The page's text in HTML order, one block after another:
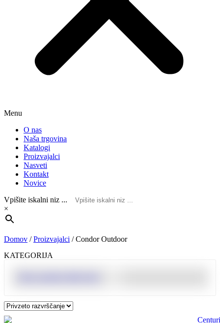
Menu
O nas
Naša trgovina
Katalogi
Proizvajalci
Nasveti
Kontakt
Novice
Vpišite iskalni niz ...
×
Domov /Proizvajalci /Condor Outdoor
KATEGORIJA